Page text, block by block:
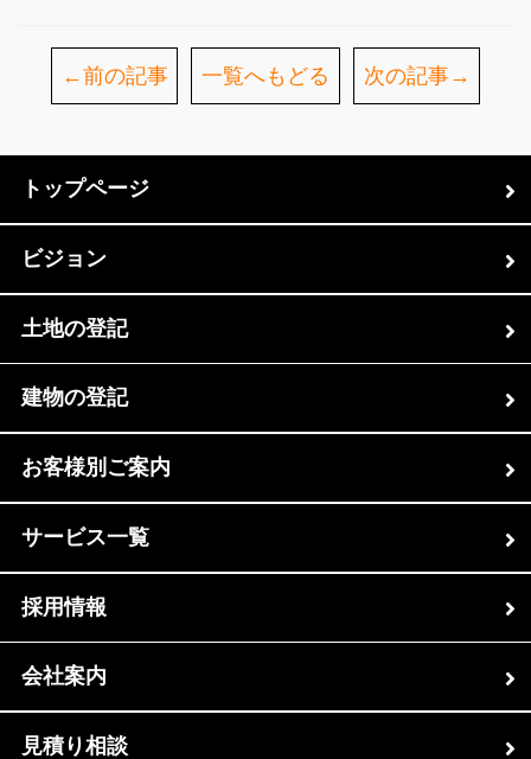
←前の記事 一覧へもどる 次の記事→
トップページ
ビジョン
土地の登記
建物の登記
お客様別ご案内
サービス一覧
採用情報
会社案内
見積り相談